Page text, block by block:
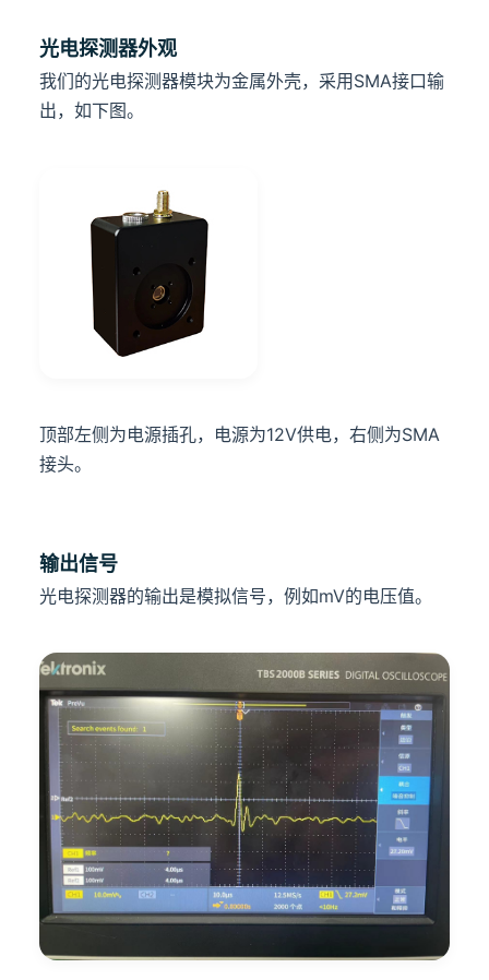
光电探测器外观
我们的光电探测器模块为金属外壳，采用SMA接口输
出，如下图。
顶部左侧为电源插孔，电源为12V供电，右侧为SMA
接头。
输出信号
光电探测器的输出是模拟信号，例如mV的电压值。